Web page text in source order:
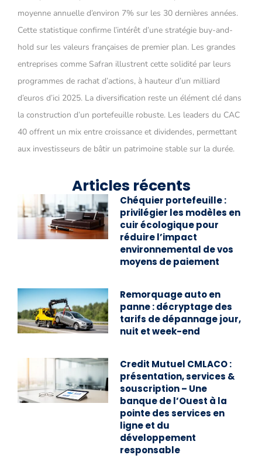
moyenne annuelle d’environ 7% sur les 30 dernières années.
Cette statistique confirme l’intérêt d’une stratégie buy-and-
hold sur les valeurs françaises de premier plan. Les grandes
entreprises comme Safran illustrent cette solidité par leurs
programmes de rachat d’actions, à hauteur d’un milliard
d’euros d’ici 2025. La diversification reste un élément clé dans
la construction d’un portefeuille robuste. Les leaders du CAC
40 offrent un mix entre croissance et dividendes, permettant
aux investisseurs de bâtir un patrimoine stable sur la durée.
Articles récents
Chéquier portefeuille :
privilégier les modèles en
cuir écologique pour
réduire l’impact
environnemental de vos
moyens de paiement
Remorquage auto en
panne : décryptage des
tarifs de dépannage jour,
nuit et week-end
Credit Mutuel CMLACO :
présentation, services &
souscription – Une
banque de l’Ouest à la
pointe des services en
ligne et du
développement
responsable